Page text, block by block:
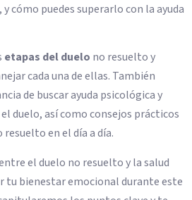
cómo puedes superarlo con la ayuda
etapas del duelo no resuelto y
cada una de ellas. También
de buscar ayuda psicológica y
duelo, así como consejos prácticos
en el día a día.
el duelo no resuelto y la salud
tu bienestar emocional durante este